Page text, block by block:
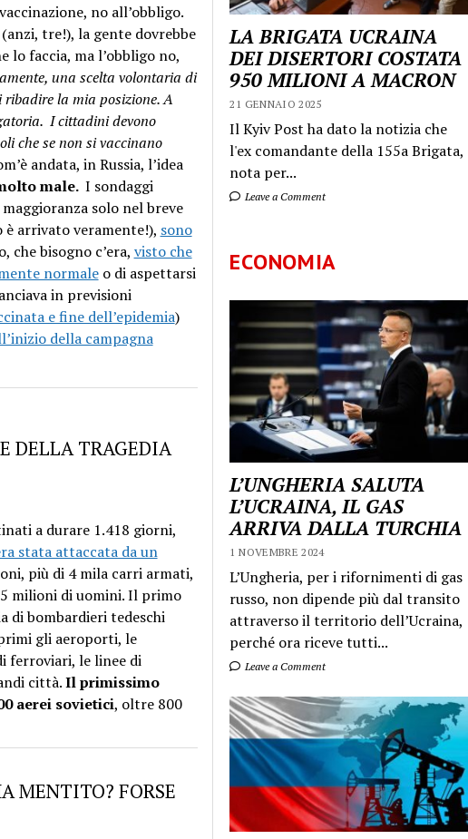
no all’obbligo.
tre!), la gente dovrebbe
faccia, ma l’obbligo no,
una scelta volontaria di
ribadire la mia posizione. A
I cittadini devono
che se non si vaccinano
andata, in Russia, l’idea
male. I sondaggi
solo nel breve
è arrivato veramente!), sono
che bisogno c’era, visto che
normaleo di aspettarsi
in previsioni
e fine dell’epidemia)
della campagna
DELLA TRAGEDIA
a durare 1.418 giorni,
stata attaccata da un
più di 4 mila carri armati,
milioni di uomini. Il primo
di bombardieri tedeschi
gli aeroporti, le
ferroviari, le linee di
città.Il primissimo
aerei sovietici, oltre 800
MENTITO? FORSE
LA BRIGATA UCRAINA
DEI DISERTORI COSTATA
950 MILIONI A MACRON
21 GENNAIO 2025
Il Kyiv Post ha dato la notizia che
l'ex comandante della 155a Brigata,
nota per...
Leave a Comment
ECONOMIA
L’UNGHERIA SALUTA
L’UCRAINA, IL GAS
ARRIVA DALLA TURCHIA
1 NOVEMBRE 2024
L’Ungheria, per i rifornimenti di gas
russo, non dipende più dal transito
attraverso il territorio dell’Ucraina,
perché ora riceve tutti...
Leave a Comment